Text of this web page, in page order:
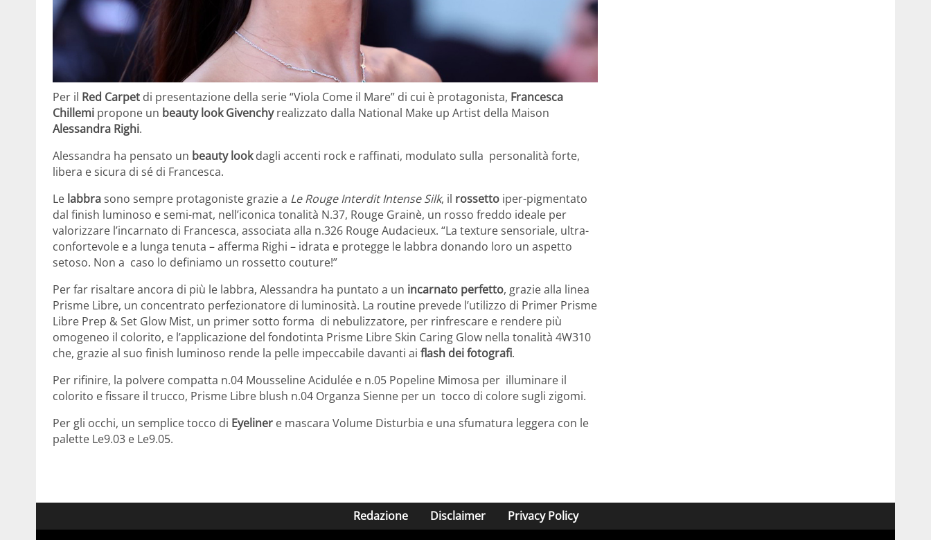
Per il Red Carpet di presentazione della serie “Viola Come il Mare” di cui è protagonista, Francesca
Chillemi propone un beauty look Givenchyrealizzato dalla National Make up Artist della Maison
Alessandra Righi.
Alessandra ha pensato un beauty lookdagli accenti rock e raffinati, modulato sulla personalità forte,
libera e sicura di sé di Francesca.
Le labbrasono sempre protagoniste grazie a Le Rouge Interdit Intense Silk, il rossetto iper-pigmentato
dal finish luminoso e semi-mat, nell’iconica tonalità N.37, Rouge Grainè, un rosso freddo ideale per
valorizzare l’incarnato di Francesca, associata alla n.326 Rouge Audacieux. “La texture sensoriale, ultra-
confortevole e a lunga tenuta – afferma Righi – idrata e protegge le labbra donando loro un aspetto
setoso. Non a caso lo definiamo un rossetto couture!”
Per far risaltare ancora di più le labbra, Alessandra ha puntato a un incarnato perfetto, grazie alla linea
Prisme Libre, un concentrato perfezionatore di luminosità. La routine prevede l’utilizzo di Primer Prisme
Libre Prep & Set Glow Mist, un primer sotto forma di nebulizzatore, per rinfrescare e rendere più
omogeneo il colorito, e l’applicazione del fondotinta Prisme Libre Skin Caring Glow nella tonalità 4W310
che, grazie al suo finish luminoso rende la pelle impeccabile davanti ai flash dei fotografi.
Per rifinire, la polvere compatta n.04 Mousseline Acidulée e n.05 Popeline Mimosa per illuminare il
colorito e fissare il trucco, Prisme Libre blush n.04 Organza Sienne per un tocco di colore sugli zigomi.
Per gli occhi, un semplice tocco di Eyeliner e mascara Volume Disturbia e una sfumatura leggera con le
palette Le9.03 e Le9.05.
Redazione Disclaimer Privacy Policy